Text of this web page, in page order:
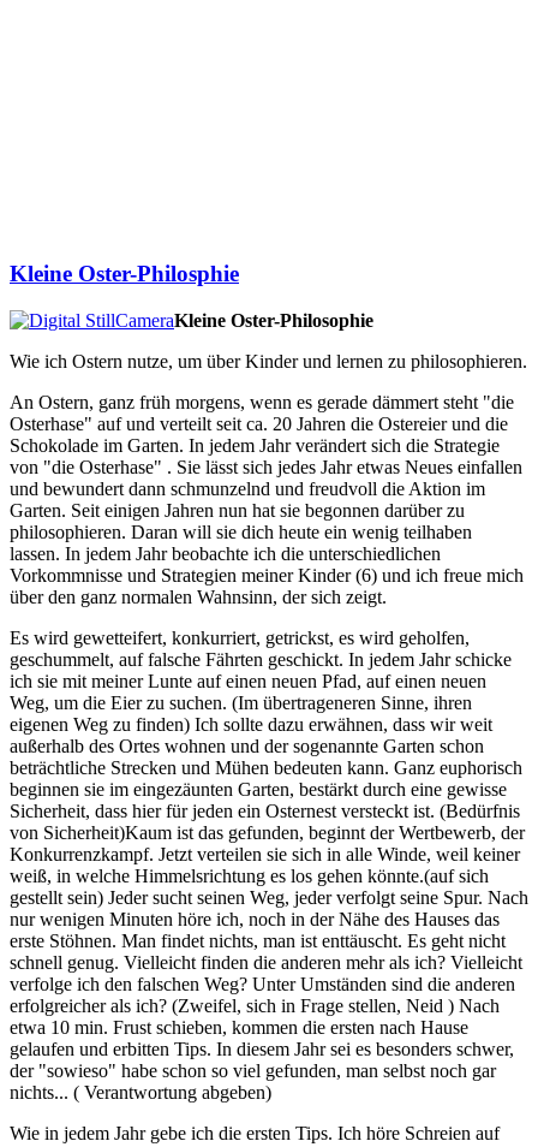
Kleine Oster-Philosphie
Kleine Oster-Philosophie
Wie ich Ostern nutze, um über Kinder und lernen zu philosophieren.
An Ostern, ganz früh morgens, wenn es gerade dämmert steht "die
Osterhase" auf und verteilt seit ca. 20 Jahren die Ostereier und die
Schokolade im Garten. In jedem Jahr verändert sich die Strategie
von "die Osterhase" . Sie lässt sich jedes Jahr etwas Neues einfallen
und bewundert dann schmunzelnd und freudvoll die Aktion im
Garten. Seit einigen Jahren nun hat sie begonnen darüber zu
philosophieren. Daran will sie dich heute ein wenig teilhaben
lassen. In jedem Jahr beobachte ich die unterschiedlichen
Vorkommnisse und Strategien meiner Kinder (6) und ich freue mich
über den ganz normalen Wahnsinn, der sich zeigt.
Es wird gewetteifert, konkurriert, getrickst, es wird geholfen,
geschummelt, auf falsche Fährten geschickt. In jedem Jahr schicke
ich sie mit meiner Lunte auf einen neuen Pfad, auf einen neuen
Weg, um die Eier zu suchen. (Im übertrageneren Sinne, ihren
eigenen Weg zu finden) Ich sollte dazu erwähnen, dass wir weit
außerhalb des Ortes wohnen und der sogenannte Garten schon
beträchtliche Strecken und Mühen bedeuten kann. Ganz euphorisch
beginnen sie im eingezäunten Garten, bestärkt durch eine gewisse
Sicherheit, dass hier für jeden ein Osternest versteckt ist. (Bedürfnis
von Sicherheit)Kaum ist das gefunden, beginnt der Wertbewerb, der
Konkurrenzkampf. Jetzt verteilen sie sich in alle Winde, weil keiner
weiß, in welche Himmelsrichtung es los gehen könnte.(auf sich
gestellt sein) Jeder sucht seinen Weg, jeder verfolgt seine Spur. Nach
nur wenigen Minuten höre ich, noch in der Nähe des Hauses das
erste Stöhnen. Man findet nichts, man ist enttäuscht. Es geht nicht
schnell genug. Vielleicht finden die anderen mehr als ich? Vielleicht
verfolge ich den falschen Weg? Unter Umständen sind die anderen
erfolgreicher als ich? (Zweifel, sich in Frage stellen, Neid ) Nach
etwa 10 min. Frust schieben, kommen die ersten nach Hause
gelaufen und erbitten Tips. In diesem Jahr sei es besonders schwer,
der "sowieso" habe schon so viel gefunden, man selbst noch gar
nichts... ( Verantwortung abgeben)
Wie in jedem Jahr gebe ich die ersten Tips. Ich höre Schreien auf